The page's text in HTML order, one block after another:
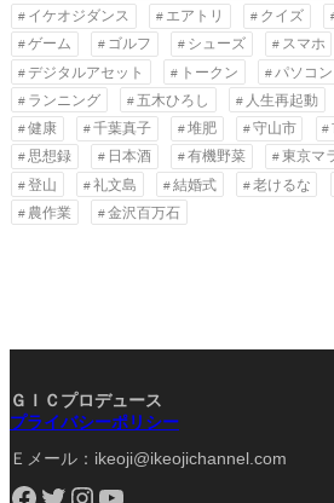
イケオジダンス
エアトリ クイズ
ゲーム
ゴルフ シューズ スマホ
デジタルアセット
トークン パソコン
ランニング
五木ひろし 人生再起動
健康
千葉真子 堆肥 守山市
思想録
日本酒 有機野菜 東京マ
登山
礼文島 結婚式 老けるな
農作業
金沢百万石
ＧＩＣプロデュース
プライバシーポリシー
Ｅメール：ikeoji@ikeojichannel.com
Facebook Twitter Instagram YouTube